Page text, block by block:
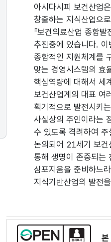
아시다시피 보건산업
창출하는 지식산업으
『보건의료산업 종합
추진중에 있습니다. 이
종합적인 지원체계를
맞는 경영시스템의 효
핵심역량에 대해서 세
보건산업계의 대표 여
획기적으로 발전시키
사실상의 주인이라는
수 있도록 격려하여
논의되어 21세기 보건
통해 생명이 존중되는
심포지움을 준비하느
지식기반산업의 발전
본